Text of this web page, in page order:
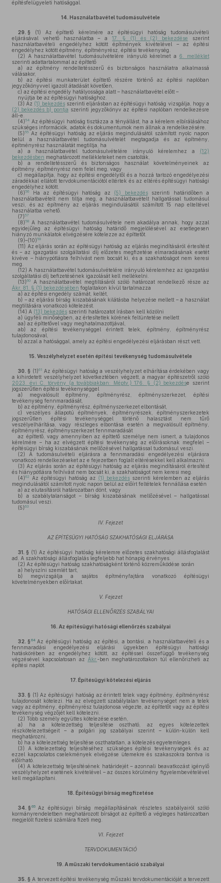
építésfelügyeleti hatósággal.
14. Használatbavétel tudomásulvétele
29. § (1) Az építtető kérelmére az építésügyi hatóság tudomásulvételi
eljárásával vehető használatba – a17. § (1) és (2) bekezdése szerint
használatbavételi engedélyhez kötött építmények kivételével – az építési
engedélyhez kötött építmény, építményrész, építési tevékenység.
(2) A használatbavétel tudomásulvételére irányuló kérelmet a 6. melléklet
szerinti adattartalommal az építtető
a) az építmény rendeltetésszerű és biztonságos használatra alkalmassá
válásakor,
b) az építési munkaterület építtető részére történő az építési naplóban
jegyzőkönyvvel igazolt átadását követően,
c) az építési engedély hatályossága alatt – használatbavétel előtt –
nyújtja be az építésügyi hatósághoz.
(3) Az (1) bekezdésszerinti eljárásban az építésügyi hatóság vizsgálja, hogy a
(2) bekezdés b) pontja szerinti jegyzőkönyv az építési naplóban rendelkezésre
áll-e.
(4)54 Az építésügyi hatóság tisztázza a tényállást, ha a kérelem elbírálásához
szükséges információk, adatok és dokumentumok nem állnak a rendelkezésére.
(5)55 Az építésügyi hatóság az eljárás megindulásától számított nyolc napon
belül a használatbavétel tudomásulvételét megtagadja és az építmény,
építményrész használatát megtiltja, ha
a) a használatbavétel tudomásulvételére irányuló kérelemhez a (12)
bekezdésben meghatározott mellékleteket nem csatolták,
b) a rendeltetésszerű és biztonságos használat követelményeinek az
építmény, építményrész nem felel meg, vagy
c) megállapítja, hogy az építési engedélytől és a hozzá tartozó engedélyezési
záradékkal ellátott tervdokumentációtól eltértek és az eltérés építésügyi hatósági
engedélyhez kötött.
(6)56 Ha az építésügyi hatóság az (5) bekezdésszerinti határidőben a
használatbavételt nem tiltja meg, a használatbavételt hallgatással tudomásul
veszi, és az építmény az eljárás megindulásától számított 15 nap elteltével
használatba vehető.
(7)57
(8)58 A használatbavétel tudomásulvétele nem akadálya annak, hogy azzal
egyidejűleg az építésügyi hatóság határidő megjelölésével az esetlegesen
hiányzó munkálatok elvégzésére kötelezze az építtetőt.
(9)–(10)59
(11) Az eljárás során az építésügyi hatóság az eljárás megindításáról értesítést
és – az igazgatási szolgáltatási díj előzetes megfizetése elmaradásának esetét
kivéve – hiánypótlásra felhívást nem bocsát ki, és a szakhatóságot nem keresi
meg.
(12) A használatbavétel tudomásulvételére irányuló kérelemhez az igazgatási
szolgáltatási díj befizetésének igazolását kell mellékelni.
(13)60
A használatbavétel megtiltásáról szóló határozat rendelkező része az
Ákr. 81. § (1) bekezdésében foglaltakon kívül tartalmazza
a) az építési engedély számát, keltét,
b) – az eljárási bírság kiszabásának kilátásba helyezése mellett – a használat
megtiltására vonatkozó kötelezést.
(14) A (13) bekezdés szerinti határozatot írásban kell közölni
a) ügyféli minőségben, az értesítettek körének feltüntetése mellett
aa) az építtetővel vagy meghatalmazottjával,
ab) az építési tevékenységgel érintett telek, építmény, építményrész
tulajdonosával,
b) azzal a hatósággal, amely az építési engedélyezési eljárásban részt vett.
15. Veszélyhelyzet esetén építési tevékenység tudomásulvétele
30. § (1)61 Az építésügyi hatóság a veszélyhelyzet elhárítása érdekében vagy
a kihirdetett veszélyhelyzet következtében végzett, a magyar építészetről szóló
2023. évi C. törvény (a továbbiakban: Méptv.) 176. § (2) bekezdése szerint
jogszerűtlen építési tevékenységgel
a) megvalósult építmény, építményrész, építményszerkezet, építési
tevékenység fennmaradását,
b) az építmény, építményrész, építményszerkezet elbontását,
c) veszélyes állapotú építmények, építményrészek, építményszerkezetek
jogszerűtlen építési tevékenységgel történő halasztást nem tűrő
veszélyelhárítása, vagy részleges elbontása esetén a megvalósult építmény,
építményrész, építményszerkezet fennmaradását
az építtető, vagy amennyiben az építtető személye nem ismert, a tulajdonos
kérelmére – ha az elvégzett építési tevékenység az előírásoknak megfelel –
építésügyi bírság kiszabásának mellőzésével hallgatással tudomásul veszi.
(2) A tudomásulvételi eljárásra a fennmaradási engedélyezési eljárásra
vonatkozó rendelkezéseket az e fejezetben foglalt eltérésekkel kell alkalmazni.
(3) Az eljárás során az építésügyi hatóság az eljárás megindításáról értesítést
és hiánypótlásra felhívást nem bocsát ki, a szakhatóságot nem keresi meg.
(4)62 Az építésügyi hatóság az (1) bekezdés szerinti kérelemben az eljárás
megindulásától számított nyolc napon belül az előírt feltételek fennállása esetén
a) az elutasításról határozatban dönt, vagy
b) a szabálytalanságot – bírság kiszabásának mellőzésével – hallgatással
tudomásul veszi.
(5)63
IV. Fejezet
AZ ÉPÍTÉSÜGYI HATÓSÁG SZAKHATÓSÁGI ELJÁRÁSA
31. § (1) Az építésügyi hatóság kérelemre előzetes szakhatósági állásfoglalást
ad. A szakhatósági állásfoglalás legfeljebb hat hónapig érvényes.
(2) Az építésügyi hatóság szakhatóságként történő közreműködése során
a) helyszíni szemlét tart,
b) megvizsgálja a sajátos építményfajtára vonatkozó építésügyi
követelményekben előírtakat.
V. Fejezet
HATÓSÁGI ELLENŐRZÉS SZABÁLYAI
16. Az építésügyi hatósági ellenőrzés szabályai
32. § 64 Az építésügyi hatóság az építési, a bontási, a használatbavételi és a
fennmaradási engedélyezési eljárási ügyekben építésügyi hatósági
hatáskörében az engedélyhez kötött, az építéssel összefüggő tevékenység
végzésével kapcsolatosan az
Ákr.-ben meghatározottakon túl ellenőrizheti az
építési naplót.
17. Építésügyi kötelezési eljárás
33. § (1) Az építésügyi hatóság az érintett telek vagy építmény, építményrész
tulajdonosát kötelezi. Ha az elvégzett szabálytalan tevékenységet nem a telek
vagy az építmény, építményrész tulajdonosa végezte, az építtetőt vagy az építési
tevékenység végzőjét kell kötelezni.
(2) Több személy együttes kötelezése esetén,
a) ha a kötelezettség teljesítése osztható, az egyes kötelezettek
részkötelezettségeit – a polgári jog szabályai szerint – külön-külön kell
meghatározni,
b) ha a kötelezettség teljesítése oszthatatlan, a kötelezés egyetemleges.
(3) A kötelezettség teljesítéséhez szükséges építési tevékenységek és az
ezzel kapcsolatos cselekmények elvégzése ütemekre és szakaszokra bontva is
előírható.
(4) A kötelezettség teljesítésének határidejét – azonnali beavatkozást igénylő
veszélyhelyzet esetének kivételével – az összes körülmény figyelembevételével
kell megállapítani.
18. Építésügyi bírság megfizetése
34. § 65
Az építésügyi bírság megállapításának részletes szabályairól szóló
kormányrendeletben meghatározott bírságot az építtető a végleges határozatban
megjelölt fizetési számlára fizeti meg.
VI. Fejezet
TERVDOKUMENTÁCIÓ
19. A műszaki tervdokumentáció szabályai
35. § A tervezett építési tevékenység műszaki tervdokumentációját a tervezett